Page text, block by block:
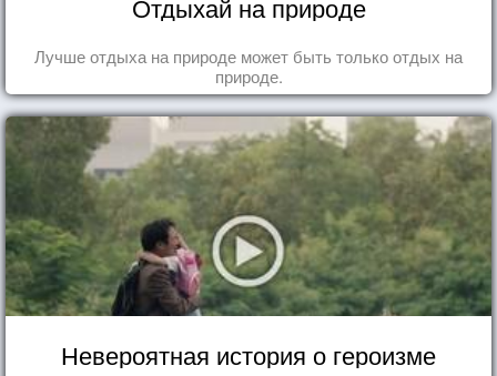
Отдыхай на природе
Лучше отдыха на природе может быть только отдых на
природе.
Невероятная история о героизме